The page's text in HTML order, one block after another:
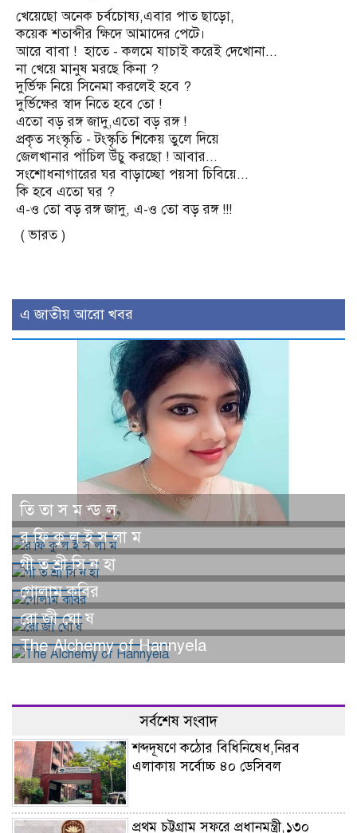
খেয়েছো অনেক চর্বচোষ্য,এবার পাত ছাড়ো,
কয়েক শতাব্দীর ক্ষিদে আমাদের পেটে।
আরে বাবা ! হাতে - কলমে যাচাই করেই দেখোনা...
না খেয়ে মানুষ মরছে কিনা ?
দুর্ভিক্ষ নিয়ে সিনেমা করলেই হবে ?
দুর্ভিক্ষের স্বাদ নিতে হবে তো !
এতো বড় রঙ্গ জাদু,এতো বড় রঙ্গ !
প্রকৃত সংস্কৃতি - টংস্কৃতি শিকেয় তুলে দিয়ে
জেলখানার পাঁচিল উঁচু করছো ! আবার...
সংশোধনাগারের ঘর বাড়াচ্ছো পয়সা চিবিয়ে...
কি হবে এতো ঘর ?
এ-ও তো বড় রঙ্গ জাদু, এ-ও তো বড় রঙ্গ !!!
( ভারত )
এ জাতীয় আরো খবর
তি তা স ম ন্ড ল
র ফি কু ল ই স লা ম
গী ত শ্রী সি ন হা
গোলাম কবির
রো জী ঘো ষ
The Alchemy of Hannyela
সর্বশেষ সংবাদ
শব্দদূষণে কঠোর বিধিনিষেধ,নিরব
এলাকায় সর্বোচ্চ ৪০ ডেসিবল
প্রথম চট্টগ্রাম সফরে প্রধানমন্ত্রী,১৩০